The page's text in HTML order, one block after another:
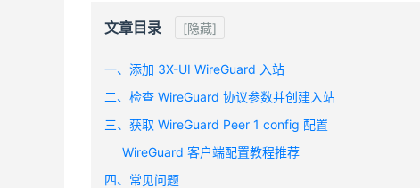
文章目录 [隐藏]
一、添加 3X-UI WireGuard 入站
二、检查 WireGuard 协议参数并创建入站
三、获取 WireGuard Peer 1 config 配置
WireGuard 客户端配置教程推荐
四、常见问题